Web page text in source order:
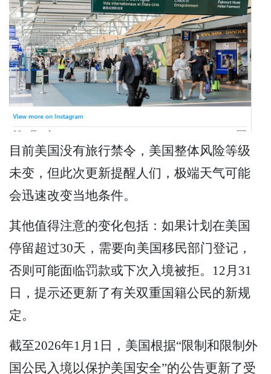
目前美国没有旅行禁令，美国整体风险等级
未变，但此次更新提醒人们，极端天气可能
会迅速改变当地条件。
其他值得注意的变化包括：如果计划在美国
停留超过30天，需要向美国移民部门登记，
否则可能面临罚款或下次入境被拒。12月31
日，提示还更新了有关双重国籍公民的新规
定。
截至2026年1月1日，美国根据“限制和限制外
国公民入境以保护美国安全”的公告更新了受